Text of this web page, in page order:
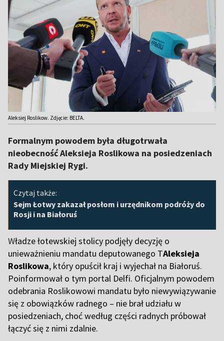
Aleksiej Roslikow. Zdjęcie: BELTA.
Formalnym powodem była długotrwała
nieobecność Aleksieja Roslikowa na posiedzeniach
Rady Miejskiej Rygi.
Czytaj także:
Sejm Łotwy zakazał posłom i urzędnikom podróży do
Rosji i na Białoruś
Władze łotewskiej stolicy podjęły decyzję o
unieważnieniu mandatu deputowanego TAleksieja
Roslikowa, który opuścił kraj i wyjechał na Białoruś.
Poinformował o tym portal Delfi. Oficjalnym powodem
odebrania Roslikowowi mandatu było niewywiązywanie
się z obowiązków radnego – nie brał udziału w
posiedzeniach, choć według części radnych próbował
łączyć się z nimi zdalnie.